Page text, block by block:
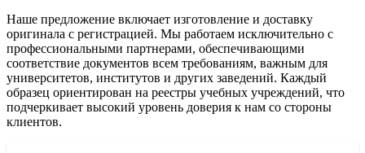
Наше предложение включает изготовление и доставку
оригинала с регистрацией. Мы работаем исключительно с
профессиональными партнерами, обеспечивающими
соответствие документов всем требованиям, важным для
университетов, институтов и других заведений. Каждый
образец ориентирован на реестры учебных учреждений, что
подчеркивает высокий уровень доверия к нам со стороны
клиентов.